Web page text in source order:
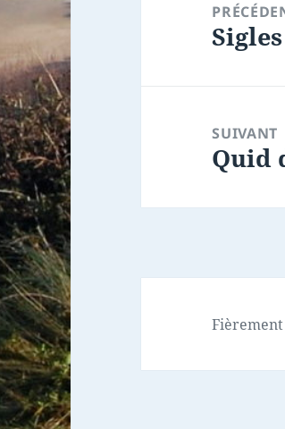
Article
SUIVANT
Article
Quid